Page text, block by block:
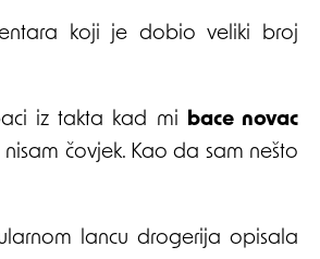
koji je dobio veliki broj
iz takta kad mi bace novac
čovjek. Kao da sam nešto
lancu drogerija opisala